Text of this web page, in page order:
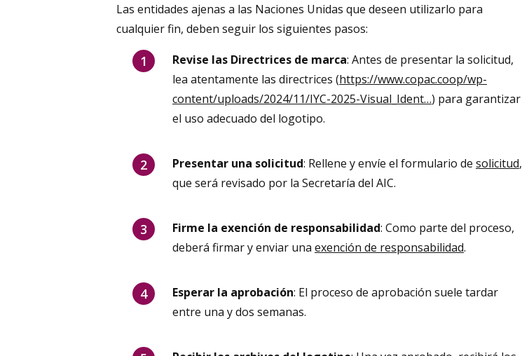
Las entidades ajenas a las Naciones Unidas que deseen utilizarlo para
cualquier fin, deben seguir los siguientes pasos:
Revise las Directrices de marca: Antes de presentar la solicitud,
lea atentamente las directrices (https://www.copac.coop/wp-
content/uploads/2024/11/IYC-2025-Visual_Ident…) para garantizar
el uso adecuado del logotipo.
Presentar una solicitud: Rellene y envíe el formulario de solicitud,
que será revisado por la Secretaría del AIC.
Firme la exención de responsabilidad: Como parte del proceso,
deberá firmar y enviar una exención de responsabilidad.
Esperar la aprobación: El proceso de aprobación suele tardar
entre una y dos semanas.